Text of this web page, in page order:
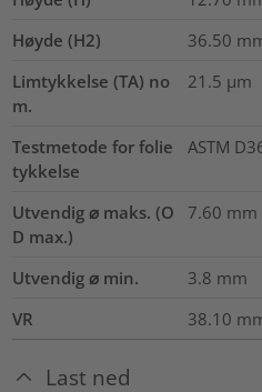
Høyde (H2)
36.50
Limtykkelse (TA) no
m.
21.5 µm
Testmetode for folie
tykkelse
ASTM
Utvendig ⌀ maks. (O
D max.)
7.60 mm
Utvendig ⌀ min. 3.8 mm
VR
38.10
Last ned